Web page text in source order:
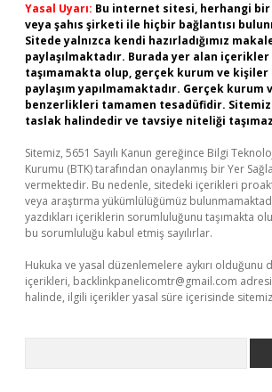
Yasal Uyarı: Bu internet sitesi, herhangi
veya şahıs şirketi ile hiçbir bağlantısı
Sitede yalnızca kendi hazırladığımız
paylaşılmaktadır. Burada yer alan
taşımamakta olup, gerçek kurum ve kişiler
paylaşım yapılmamaktadır. Gerçek kurum
benzerlikleri tamamen tesadüfidir.
taslak halindedir ve tavsiye niteliği
Sitemiz, 5651 Sayılı Kanun gereğince Bilgi
Kurumu (BTK) tarafından onaylanmış bir Yer
vermektedir. Bu nedenle, sitedeki içerikleri
veya araştırma yükümlülüğümüz
yazdıkları içeriklerin sorumluluğunu taşımakta
bu sorumluluğu kabul etmiş sayılırlar.
Hukuka ve yasal düzenlemelere aykırı olduğunu
içerikleri, backlinkpanelicomtr@gmail.com
halinde, ilgili içerikler yasal süre içerisinde